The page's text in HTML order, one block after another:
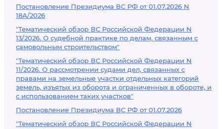
Постановление Президиума ВС РФ от 01.07.2026 N
18А/2026
"Тематический обзор ВС Российской Федерации N
13/2026. О судебной практике по делам, связанным с
самовольным строительством"
"Тематический обзор ВС Российской Федерации N
11/2026. О рассмотрении судами дел, связанных с
правами на земельные участки отдельных категорий
земель, изъятых из оборота и ограниченных в обороте, и
с использованием таких участков"
Постановление Президиума ВС РФ от 01.07.2026
"Тематический обзор ВС Российской Федерации N